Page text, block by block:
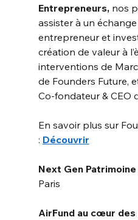
Entrepreneurs, nos
assister à un
entrepreneur et
création de valeur à
interventions de
de Founders Future,
Co-fondateur & CEO
En savoir plus sur
: Découvrir
Next Gen Patrimoine
Paris
AirFund au cœur